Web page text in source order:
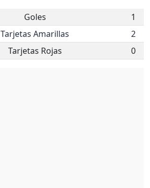
Goles
1
Tarjetas Amarillas
2
Tarjetas Rojas 0